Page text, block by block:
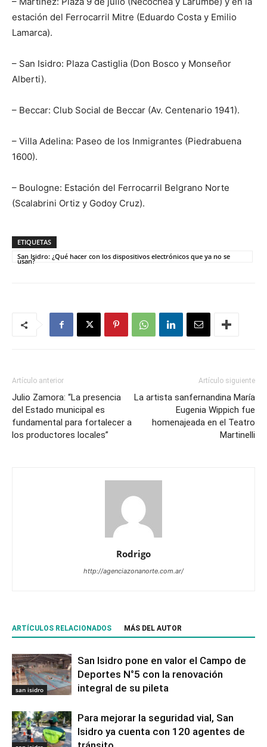
estación del Ferrocarril Mitre (Eduardo Costa y Emilio
Lamarca).
– San Isidro: Plaza Castiglia (Don Bosco y Monseñor
Alberti).
– Beccar: Club Social de Beccar (Av. Centenario 1941).
– Villa Adelina: Paseo de los Inmigrantes (Piedrabuena
1600).
– Boulogne: Estación del Ferrocarril Belgrano Norte
(Scalabrini Ortiz y Godoy Cruz).
ETIQUETAS
San Isidro: ¿Qué hacer con los dispositivos electrónicos que ya no se
usan?
Artículo anterior
Julio Zamora: “La presencia
del Estado municipal es
fundamental para fortalecer a
los productores locales”
Artículo siguiente
La artista sanfernandina María
Eugenia Wippich fue
homenajeada en el Teatro
Martinelli
Rodrigo
http://agenciazonanorte.com.ar/
ARTÍCULOS RELACIONADOS MÁS DEL AUTOR
san isidro
San Isidro pone en valor el Campo de
Deportes N°5 con la renovación
integral de su pileta
Para mejorar la seguridad vial, San
Isidro ya cuenta con 120 agentes de